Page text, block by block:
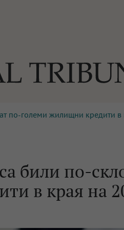
За нас Реклама
по-големи жилищни кредити в
били по-
в края на